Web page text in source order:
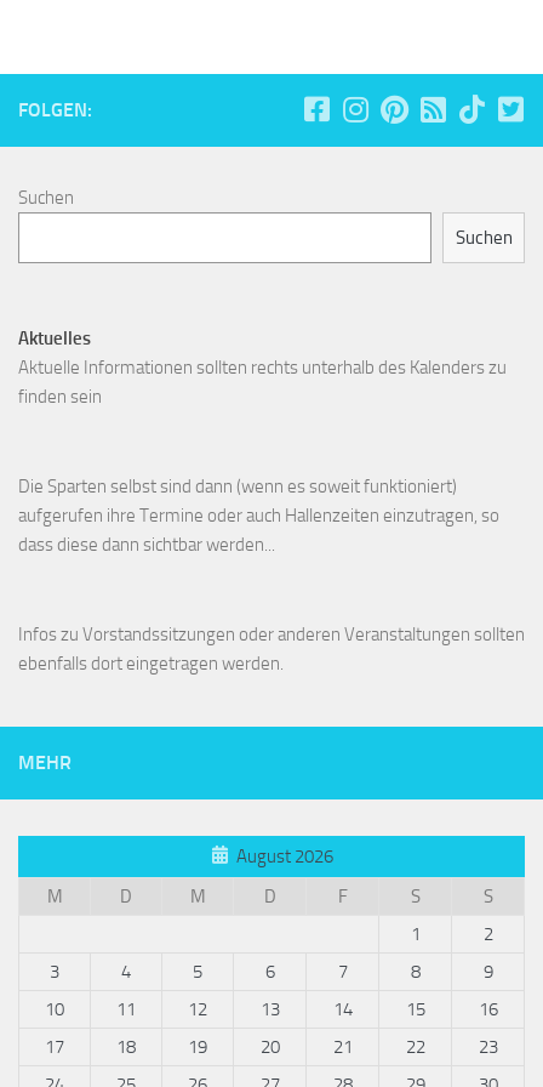
FOLGEN:
Suchen
Suchen
Aktuelles
Aktuelle Informationen sollten rechts unterhalb des Kalenders zu
finden sein
Die Sparten selbst sind dann (wenn es soweit funktioniert)
aufgerufen ihre Termine oder auch Hallenzeiten einzutragen, so
dass diese dann sichtbar werden...
Infos zu Vorstandssitzungen oder anderen Veranstaltungen sollten
ebenfalls dort eingetragen werden.
MEHR
August 2026
M
D M D F S
S
1
2
3
4 5 6 7 8
9
10
11 12 13 14 15
16
17
18 19 20 21 22
23